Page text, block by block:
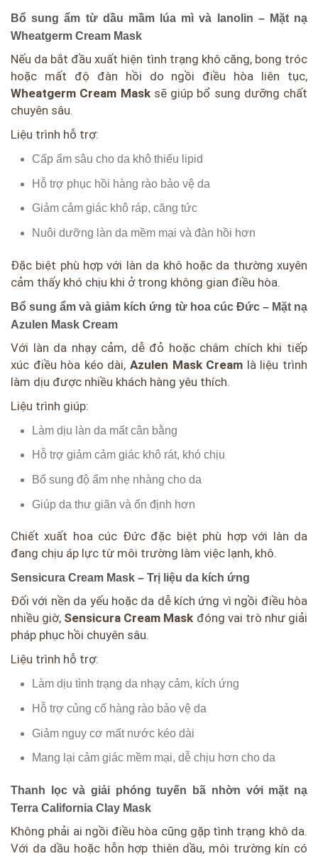
Bổ sung ẩm từ dầu mầm lúa mì và lanolin – Mặt nạ
Wheatgerm Cream Mask
Nếu da bắt đầu xuất hiện tình trạng khô căng, bong tróc
hoặc mất độ đàn hồi do ngồi điều hòa liên tục,
Wheatgerm Cream Masksẽ giúp bổ sung dưỡng chất
chuyên sâu.
Liệu trình hỗ trợ:
Cấp ẩm sâu cho da khô thiếu lipid
Hỗ trợ phục hồi hàng rào bảo vệ da
Giảm cảm giác khô ráp, căng tức
Nuôi dưỡng làn da mềm mại và đàn hồi hơn
Đặc biệt phù hợp với làn da khô hoặc da thường xuyên
cảm thấy khó chịu khi ở trong không gian điều hòa.
Bổ sung ẩm và giảm kích ứng từ hoa cúc Đức – Mặt nạ
Azulen Mask Cream
Với làn da nhạy cảm, dễ đỏ hoặc châm chích khi tiếp
xúc điều hòa kéo dài, Azulen Mask Cream là liệu trình
làm dịu được nhiều khách hàng yêu thích.
Liệu trình giúp:
Làm dịu làn da mất cân bằng
Hỗ trợ giảm cảm giác khô rát, khó chịu
Bổ sung độ ẩm nhẹ nhàng cho da
Giúp da thư giãn và ổn định hơn
Chiết xuất hoa cúc Đức đặc biệt phù hợp với làn da
đang chịu áp lực từ môi trường làm việc lạnh, khô.
Sensicura Cream Mask – Trị liệu da kích ứng
Đối với nền da yếu hoặc da dễ kích ứng vì ngồi điều hòa
nhiều giờ, Sensicura Cream Mask đóng vai trò như giải
pháp phục hồi chuyên sâu.
Liệu trình hỗ trợ:
Làm dịu tình trạng da nhạy cảm, kích ứng
Hỗ trợ củng cố hàng rào bảo vệ da
Giảm nguy cơ mất nước kéo dài
Mang lại cảm giác mềm mại, dễ chịu hơn cho da
Thanh lọc và giải phóng tuyến bã nhờn với mặt nạ
Terra California Clay Mask
Không phải ai ngồi điều hòa cũng gặp tình trạng khô da.
Với da dầu hoặc hỗn hợp thiên dầu, môi trường kín có